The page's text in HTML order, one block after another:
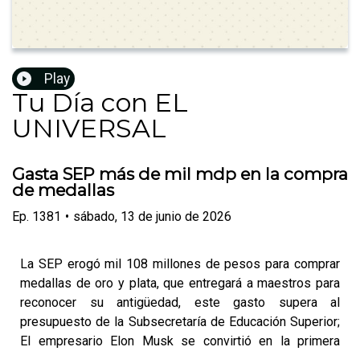
Play
Tu Día con EL
UNIVERSAL
Gasta SEP más de mil mdp en la compra
de medallas
Ep. 1381 • sábado, 13 de junio de 2026
La SEP erogó mil 108 millones de pesos para comprar
medallas de oro y plata, que entregará a maestros para
reconocer su antigüedad, este gasto supera al
presupuesto de la Subsecretaría de Educación Superior;
El empresario Elon Musk se convirtió en la primera